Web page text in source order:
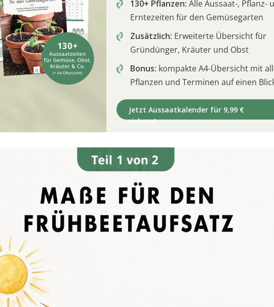
130+ Pflanzen: Alle Aussaat-, Pflanz-
Erntezeiten für den Gemüsegarten
Zusätzlich: Erweiterte Übersicht für
Gründünger, Kräuter und Obst
Bonus: kompakte A4-Übersicht mit
Pflanzen und Terminen auf einen
Jetzt Aussaatkalender für 9,99 €
sichern!